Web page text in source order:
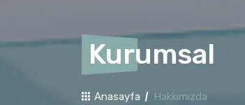
Kurumsal
Anasayfa Hakkımızda